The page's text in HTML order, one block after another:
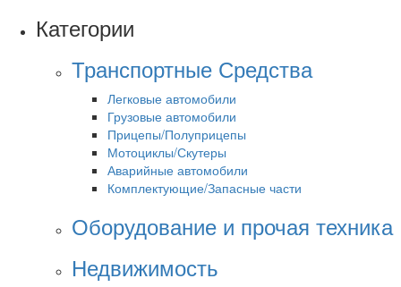
Категории
Транспортные Средства
Легковые автомобили
Грузовые автомобили
Прицепы/Полуприцепы
Мотоциклы/Скутеры
Аварийные автомобили
Комплектующие/Запасные части
Оборудование и прочая техника
Недвижимость